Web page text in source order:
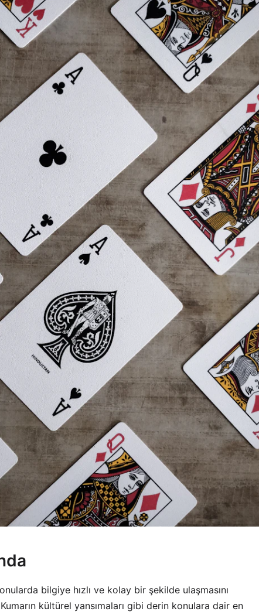
bilgiye hızlı ve kolay bir şekilde ulaşmasını
kültürel yansımaları gibi derin konulara dair en